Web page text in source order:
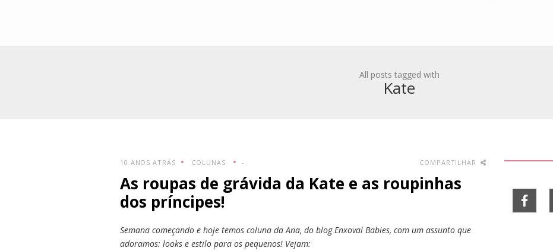
All posts tagged with
Kate
10 ANOS ATRÁS COLUNAS - COMPARTILHAR
As roupas de grávida da Kate e as roupinhas
dos príncipes!
Semana começando e hoje temos coluna da Ana, do blog Enxoval Babies, com um assunto que
adoramos: looks e estilo para os pequenos! Vejam: